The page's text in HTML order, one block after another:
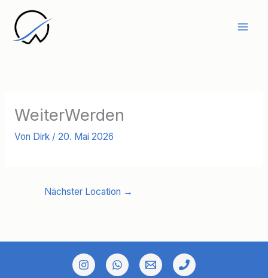
Inhalt
springen
WeiterWerden
Von Dirk / 20. Mai 2026
Nächster Location →